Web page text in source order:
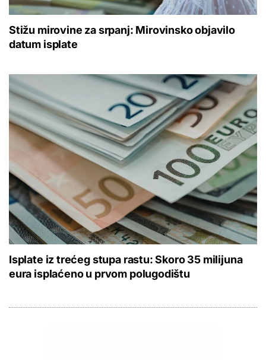
Stižu mirovine za srpanj: Mirovinsko objavilo
datum isplate
Isplate iz trećeg stupa rastu: Skoro 35 milijuna
eura isplaćeno u prvom polugodištu